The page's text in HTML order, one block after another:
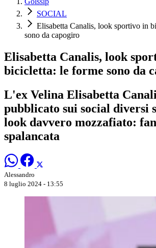
SOCIAL
Elisabetta Canalis, look sportivo in
sono da capogiro
Elisabetta Canalis, look
bicicletta: le forme sono da
L'ex Velina Elisabetta
pubblicato sui social diversi
look davvero mozzafiato:
spalancata
Alessandro
8 luglio 2024 - 13:55